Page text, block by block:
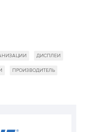
ДИСПЛЕИ
ПРОИЗВОДИТЕЛЬ